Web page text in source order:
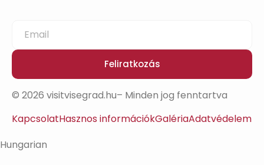
Feliratkozás
© 2026 visitvisegrad.hu– Minden jog fenntartva
KapcsolatHasznos információkGalériaAdatvédelem
Hungarian